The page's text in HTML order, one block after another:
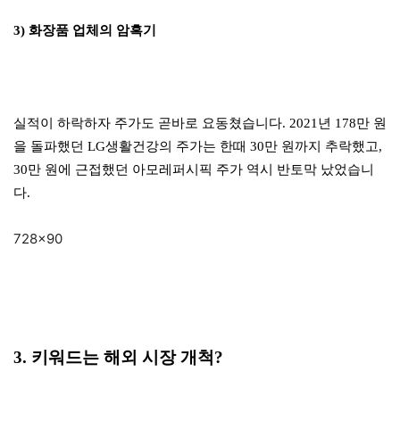
3) 화장품 업체의 암흑기
실적이 하락하자 주가도 곧바로 요동쳤습니다. 2021년 178만 원
을 돌파했던 LG생활건강의 주가는 한때 30만 원까지 추락했고,
30만 원에 근접했던 아모레퍼시픽 주가 역시 반토막 났었습니
다.
728×90
3. 키워드는 해외 시장 개척?